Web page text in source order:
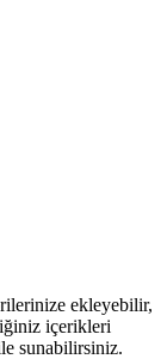
ekleyebilir,
içerikleri
sunabilirsiniz.